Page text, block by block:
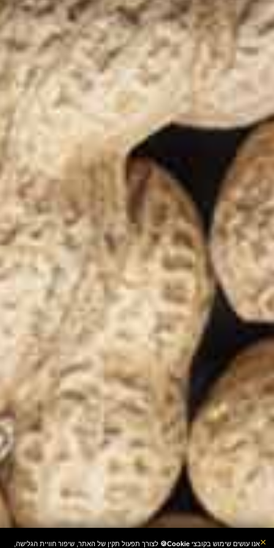
×אנו עושים שימוש בקובצי Cookie🍪 לצורך תפעול תקין של האתר, שיפור חוויית הגלישה,